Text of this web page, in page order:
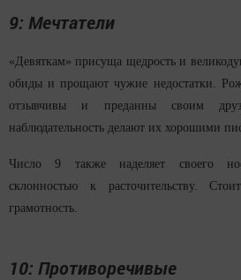
9: Мечтатели
«Девяткам» присуща щедрость и
обиды и прощают чужие недостатки.
отзывчивы и преданны своим
наблюдательность делают их хорошими
Число 9 также наделяет своего
склонностью к расточительству.
грамотность.
10: Противоречивые